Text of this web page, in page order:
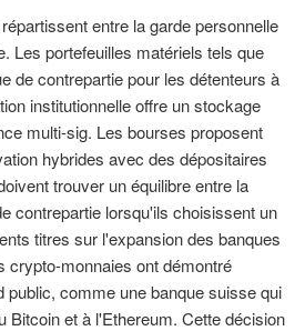
entre la garde personnelle
Les portefeuilles matériels tels que
de contrepartie pour les détenteurs à
institutionnelle offre un stockage
multi-sig. Les bourses proposent
hybrides avec des dépositaires
trouver un équilibre entre la
contrepartie lorsqu'ils choisissent un
titres sur l'expansion des banques
crypto-monnaies ont démontré
public, comme une banque suisse qui
Bitcoin et à l'Ethereum. Cette décision